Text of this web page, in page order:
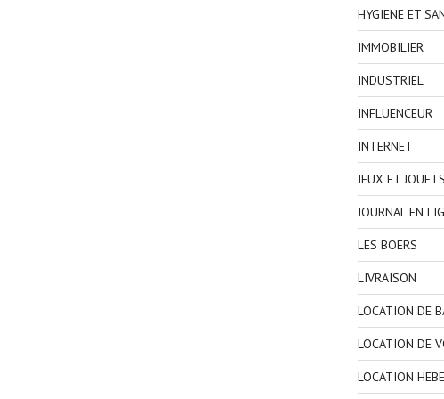
HYGIENE ET
IMMOBILIER
INDUSTRIEL
INFLUENCEUR
INTERNET
JEUX ET JOUETS
JOURNAL EN
LES BOERS
LIVRAISON
LOCATION DE
LOCATION DE
LOCATION